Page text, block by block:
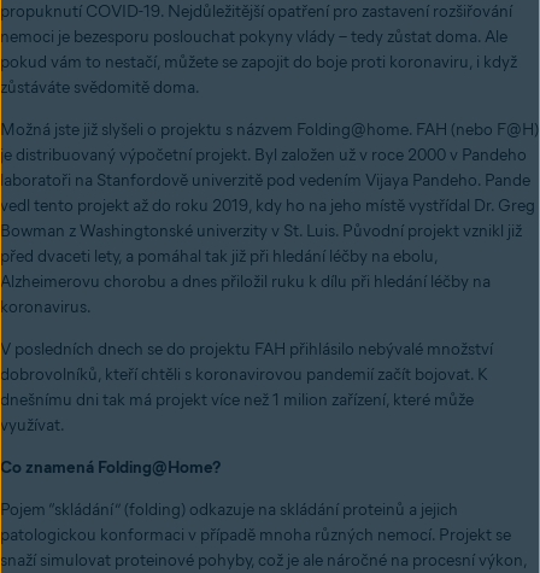
propuknutí COVID-19. Nejdůležitější opatření pro zastavení rozšiřování
nemoci je bezesporu poslouchat pokyny vlády – tedy zůstat doma. Ale
pokud vám to nestačí, můžete se zapojit do boje proti koronaviru, i když
zůstáváte svědomitě doma.
Možná jste již slyšeli o projektu s názvem Folding@home. FAH (nebo F@H)
je distribuovaný výpočetní projekt. Byl založen už v roce 2000 v Pandeho
laboratoři na Stanfordově univerzitě pod vedením Vijaya Pandeho. Pande
vedl tento projekt až do roku 2019, kdy ho na jeho místě vystřídal Dr. Greg
Bowman z Washingtonské univerzity v St. Luis. Původní projekt vznikl již
před dvaceti lety, a pomáhal tak již při hledání léčby na ebolu,
Alzheimerovu chorobu a dnes přiložil ruku k dílu při hledání léčby na
koronavirus.
V posledních dnech se do projektu FAH přihlásilo nebývalé množství
dobrovolníků, kteří chtěli s koronavirovou pandemií začít bojovat. K
dnešnímu dni tak má projekt více než 1 milion zařízení, které může
využívat.
Co znamená Folding@Home?
Pojem “skládání” (folding) odkazuje na skládání proteinů a jejich
patologickou konformaci v případě mnoha různých nemocí. Projekt se
snaží simulovat proteinové pohyby, což je ale náročné na procesní výkon,